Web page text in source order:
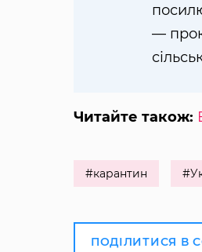
—
Читайте також:
#карантин
ПОДІЛИТИСЯ В